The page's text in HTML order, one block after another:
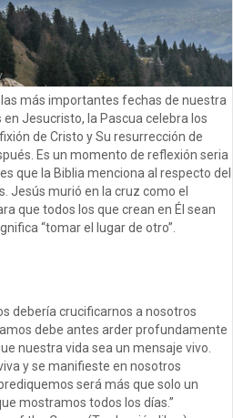
más importantes fechas de nuestra
Jesucristo, la Pascua celebra los
de Cristo y Su resurrección de
Es un momento de reflexión seria
que la Biblia menciona al respecto del
Jesús murió en la cruz como el
que todos los que crean en Él sean
“tomar el lugar de otro”.
debería crucificarnos a nosotros
debe antes arder profundamente
nuestra vida sea un mensaje vivo.
y se manifieste en nosotros
será más que solo un
mostramos todos los días.”